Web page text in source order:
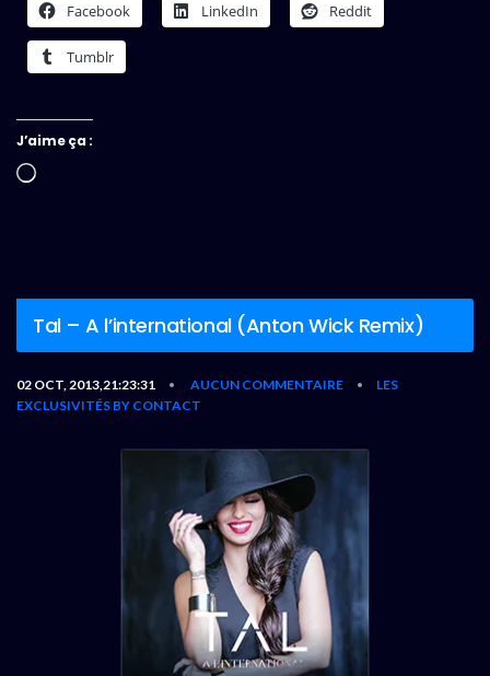
Facebook LinkedIn Reddit
Tumblr
J’aime ça :
Chargement…
Tal – A l’international (Anton Wick Remix)
02 OCT, 2013,21:23:31 • AUCUN COMMENTAIRE •
LES
EXCLUSIVITÉS BY CONTACT